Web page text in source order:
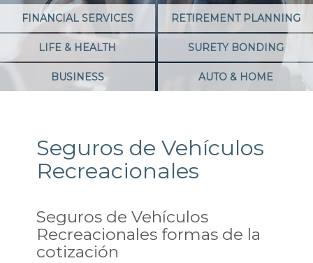
FINANCIAL SERVICES RETIREMENT PLANNING
LIFE & HEALTH SURETY BONDING
BUSINESS AUTO & HOME
Seguros de Vehículos
Recreacionales
Seguros de Vehículos
Recreacionales formas de la
cotización